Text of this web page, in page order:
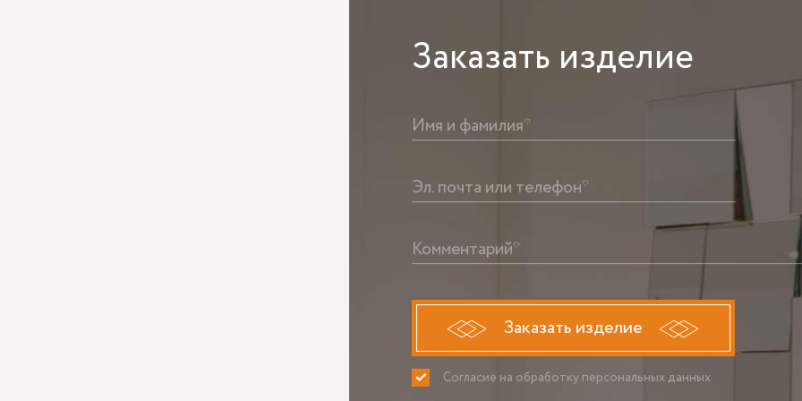
Заказать изделие
Имя и фамилия*
Эл. почта или телефон*
Комментарий*
Заказать изделие
Согласие на обработку персональных данных
ПРИНИМАЮ